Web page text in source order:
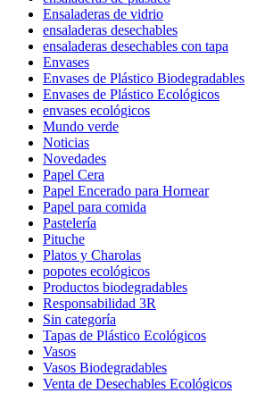
Ensaladeras de vidrio
ensaladeras desechables
ensaladeras desechables con tapa
Envases
Envases de Plástico Biodegradables
Envases de Plástico Ecológicos
envases ecológicos
Mundo verde
Noticias
Novedades
Papel Cera
Papel Encerado para Hornear
Papel para comida
Pastelería
Pituche
Platos y Charolas
popotes ecológicos
Productos biodegradables
Responsabilidad 3R
Sin categoría
Tapas de Plástico Ecológicos
Vasos
Vasos Biodegradables
Venta de Desechables Ecológicos